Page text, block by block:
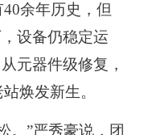
余年历史，但
设备仍稳定运
元器件级修复，
焕发新生。
。”严秀豪说，团